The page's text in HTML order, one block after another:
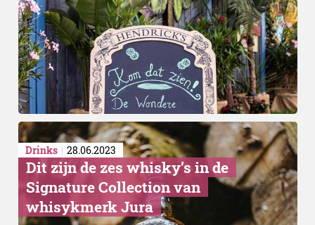
Thuis maken
Drinks 28.06.2023
Dit zijn de zes whisky’s in de
Signature Collection van
whisykmerk Jura